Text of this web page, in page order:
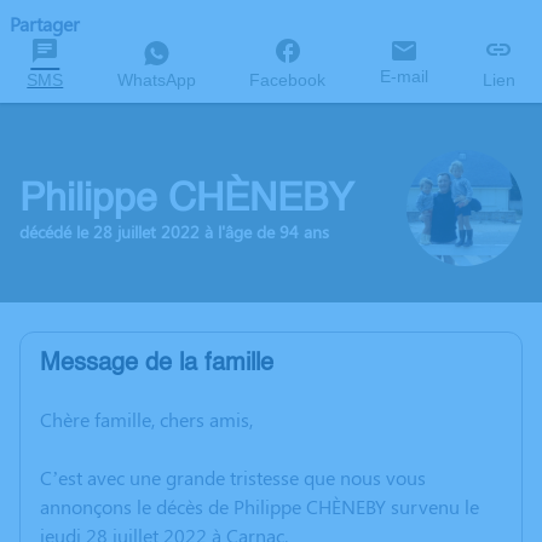
Partager
SMS WhatsApp Facebook E-mail Lien
Philippe CHÈNEBY
décédé le 28 juillet 2022 à l'âge de 94 ans
Message de la famille
Chère famille, chers amis,
C’est avec une grande tristesse que nous vous
annonçons le décès de Philippe CHÈNEBY survenu le
jeudi 28 juillet 2022 à Carnac.